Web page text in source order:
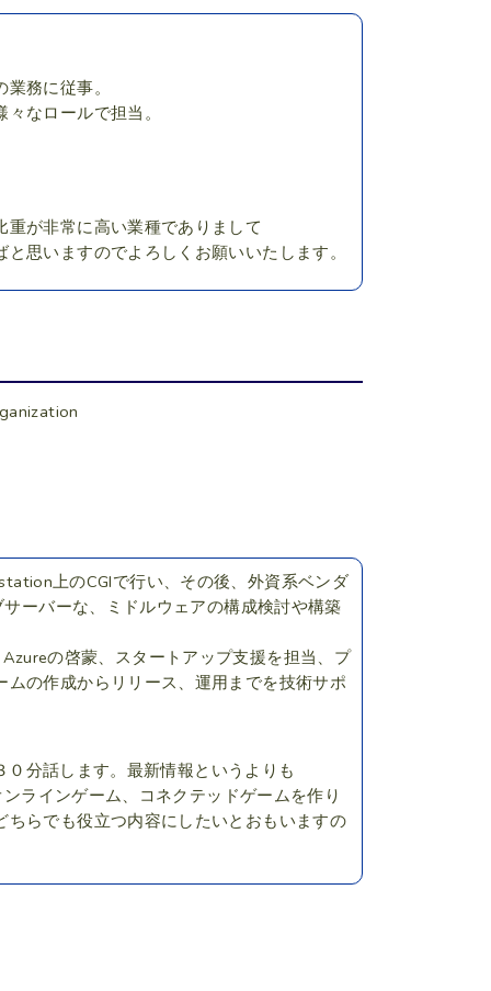
務に従事。
なロールで担当。
が非常に高い業種でありまして
思いますのでよろしくお願いいたします。
上のCGIで行い、その後、外資系ベンダ
ーバーな、ミドルウェアの構成検討や構築
の啓蒙、スタートアップ支援を担当、プ
の作成からリリース、運用までを技術サポ
分話します。最新情報というよりも
ラインゲーム、コネクテッドゲームを作り
らでも役立つ内容にしたいとおもいますの